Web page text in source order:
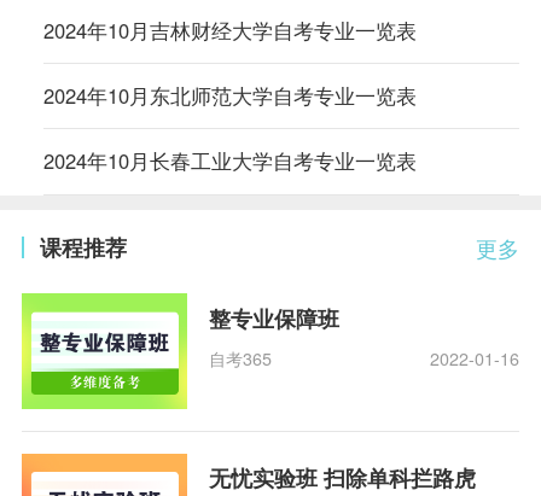
2024年10月吉林财经大学自考专业一览表
2024年10月东北师范大学自考专业一览表
2024年10月长春工业大学自考专业一览表
更多
课程推荐
整专业保障班
自考365 2022-01-16
无忧实验班 扫除单科拦路虎